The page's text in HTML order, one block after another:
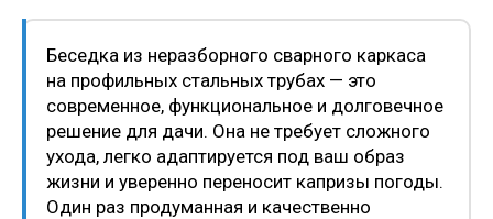
Беседка из неразборного сварного каркаса
на профильных стальных трубах — это
современное, функциональное и долговечное
решение для дачи. Она не требует сложного
ухода, легко адаптируется под ваш образ
жизни и уверенно переносит капризы погоды.
Один раз продуманная и качественно